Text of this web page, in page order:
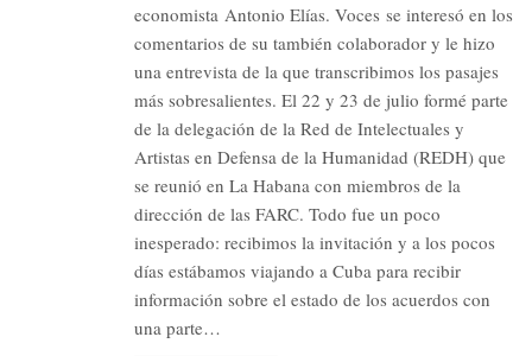
economista Antonio Elías. Voces se interesó en los
comentarios de su también colaborador y le hizo
una entrevista de la que transcribimos los pasajes
más sobresalientes. El 22 y 23 de julio formé parte
de la delegación de la Red de Intelectuales y
Artistas en Defensa de la Humanidad (REDH) que
se reunió en La Habana con miembros de la
dirección de las FARC. Todo fue un poco
inesperado: recibimos la invitación y a los pocos
días estábamos viajando a Cuba para recibir
información sobre el estado de los acuerdos con
una parte…